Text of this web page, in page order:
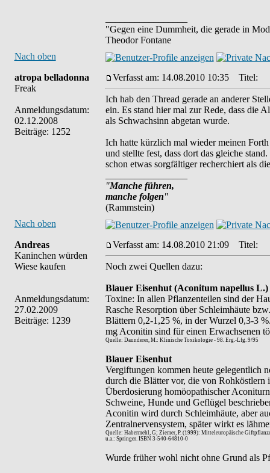
"Gegen eine Dummheit, die gerade in
Theodor Fontane
Nach oben
atropa belladonna
Freak
Anmeldungsdatum:
02.12.2008
Beiträge: 1252
Verfasst am: 14.08.2010 10:35 Titel:
Ich hab den Thread gerade an anderer
ein. Es stand hier mal zur Rede, dass die
als Schwachsinn abgetan wurde.
Ich hatte kürzlich mal wieder meinen
und stellte fest, dass dort das gleiche
schon etwas sorgfältiger recherchiert als
"Manche führen,
manche folgen"
(Rammstein)
Nach oben
Andreas
Kaninchen würden
Wiese kaufen
Anmeldungsdatum:
27.02.2009
Beiträge: 1239
Verfasst am: 14.08.2010 21:09 Titel:
Noch zwei Quellen dazu:
Blauer Eisenhut (Aconitum napellus L.)
Toxine: In allen Pflanzenteilen sind der
Rasche Resorption über Schleimhäute
Blättern 0,2-1,25 %, in der Wurzel 0,3-3
mg Aconitin sind für einen Erwachsenen
Quelle: Daunderer, M.: Klinische Toxikologie - 98. Erg.-Lfg. 9/95
Blauer Eisenhut
Vergiftungen kommen heute gelegentlich
durch die Blätter vor, die von Rohköstlern
Überdosierung homöopathischer
Schweine, Hunde und Geflügel
Aconitin wird durch Schleimhäute, aber
Zentralnervensystem, später wirkt es
Quelle: Habermehl, G; Ziemer, P. (1999): Mitteleuropäische
u.a.: Springer. ISBN 3-540-64810-0
Wurde früher wohl nicht ohne Grund als